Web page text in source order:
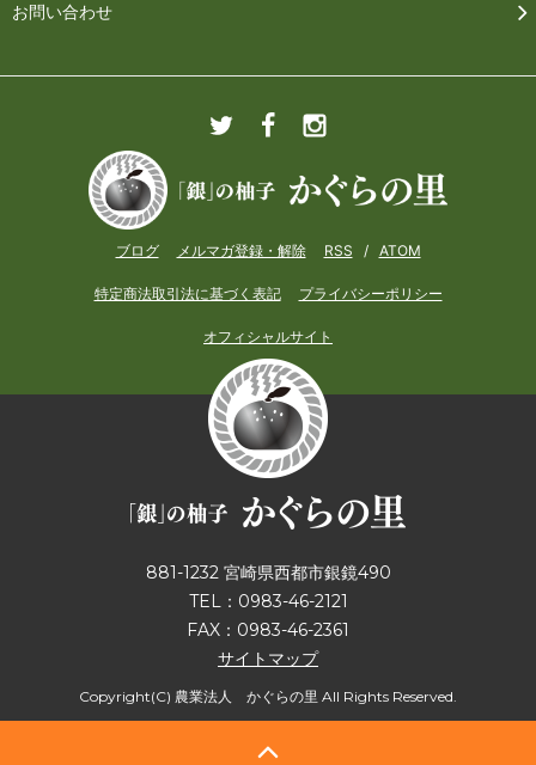
お問い合わせ
ブログ メルマガ登録・解除 RSS / ATOM
特定商法取引法に基づく表記 プライバシーポリシー
オフィシャルサイト
881-1232 宮崎県西都市銀鏡490
TEL：0983-46-2121
FAX：0983-46-2361
サイトマップ
Copyright(C) 農業法人 かぐらの里 All Rights Reserved.